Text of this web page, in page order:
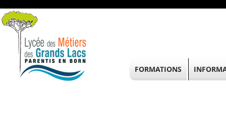
FORMATIONS